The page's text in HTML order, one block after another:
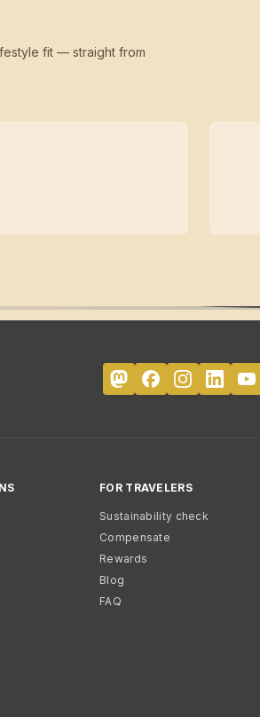
fit — straight from
FOR TRAVELERS
Sustainability check
Compensate
Rewards
Blog
FAQ